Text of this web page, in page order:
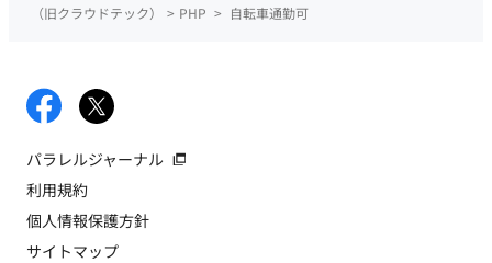
（旧クラウドテック）
> PHP > 自転車通勤可
パラレルジャーナル
利用規約
個人情報保護方針
サイトマップ